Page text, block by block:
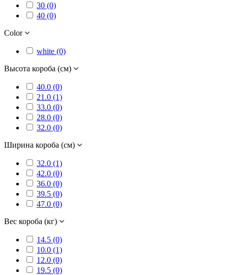
30 (0)
40 (0)
Color
white (0)
Высота короба (см)
40.0 (0)
21.0 (1)
33.0 (0)
28.0 (0)
32.0 (0)
Ширина короба (см)
32.0 (1)
42.0 (0)
36.0 (0)
39.5 (0)
47.0 (0)
Вес короба (кг)
14.5 (0)
10.0 (1)
12.0 (0)
19.5 (0)